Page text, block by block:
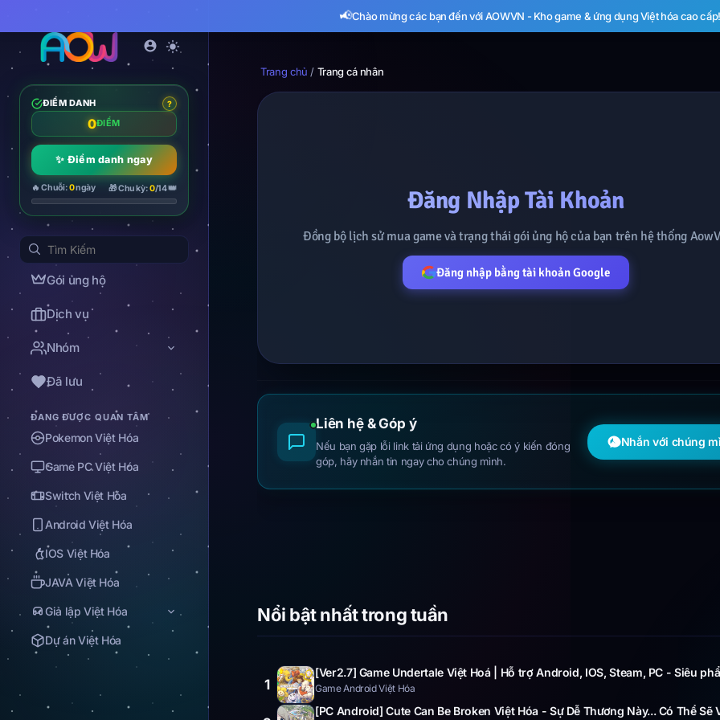
📢Chào mừng các bạn đến với AOWVN - Kho game & ứng dụng Việt hóa cao cấp!
ĐIỂM DANH ?
0ĐIỂM
✨ Điểm danh ngay
🔥 Chuỗi:0ngày 🎁 Chu kỳ:0/14👑
Gói ủng hộ
Dịch vụ
Nhóm
Đã lưu
ĐANG ĐƯỢC QUAN TÂM
Pokemon Việt Hóa
Game PC Việt Hóa
Switch Việt Hóa
Android Việt Hóa
IOS Việt Hóa
JAVA Việt Hóa
Giả lập Việt Hóa
Dự án Việt Hóa
Trang chủ / Trang cá nhân
Đăng Nhập Tài Khoản
Đồng bộ lịch sử mua game và trạng thái gói ủng hộ của bạn trên hệ thống
Đăng nhập bằng tài khoản Google
Liên hệ & Góp ý
Nếu bạn gặp lỗi link tải ứng dụng hoặc có ý kiến đóng
góp, hãy nhắn tin ngay cho chúng mình.
Nhắn với chúng
Nổi bật nhất trong tuần
1
[Ver2.7] Game Undertale Việt Hoá | Hỗ trợ Android, IOS, Steam, PC - Siêu
Game Android Việt Hóa
[PC Android] Cute Can Be Broken Việt Hóa - Sự Dễ Thương Này... Có Thể Sẽ